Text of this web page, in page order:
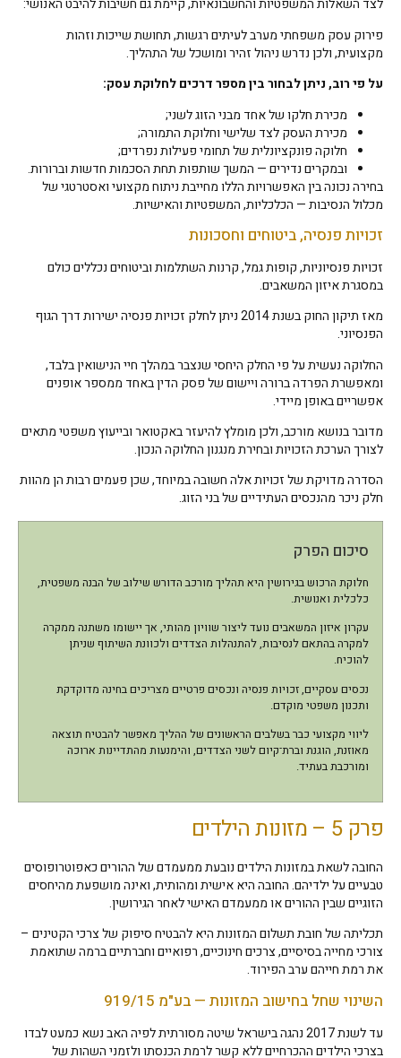
לצד השאלות המשפטיות והחשבונאיות, קיימת גם חשיבות להיבט האנושי:
פירוק עסק משפחתי מערב לעיתים רגשות, תחושת שייכות וזהות
מקצועית, ולכן נדרש ניהול זהיר ומושכל של התהליך.
על פי רוב, ניתן לבחור בין מספר דרכים לחלוקת עסק:
מכירת חלקו של אחד מבני הזוג לשני;
מכירת העסק לצד שלישי וחלוקת התמורה;
חלוקה פונקציונלית של תחומי פעילות נפרדים;
ובמקרים נדירים — המשך שותפות תחת הסכמות חדשות וברורות.
בחירה נכונה בין האפשרויות הללו מחייבת ניתוח מקצועי ואסטרטגי של
מכלול הנסיבות — הכלכליות, המשפטיות והאישיות.
זכויות פנסיה, ביטוחים וחסכונות
זכויות פנסיוניות, קופות גמל, קרנות השתלמות וביטוחים נכללים כולם
במסגרת איזון המשאבים.
מאז תיקון החוק בשנת 2014 ניתן לחלק זכויות פנסיה ישירות דרך הגוף
הפנסיוני.
החלוקה נעשית על פי החלק היחסי שנצבר במהלך חיי הנישואין בלבד,
ומאפשרת הפרדה ברורה ויישום של פסק הדין באחד ממספר אופנים
אפשריים באופן מיידי.
מדובר בנושא מורכב, ולכן מומלץ להיעזר באקטואר ובייעוץ משפטי מתאים
לצורך הערכת הזכויות ובחירת מנגנון החלוקה הנכון.
הסדרה מדויקת של זכויות אלה חשובה במיוחד, שכן פעמים רבות הן מהוות
חלק ניכר מהנכסים העתידיים של בני הזוג.
סיכום הפרק
חלוקת הרכוש בגירושין היא תהליך מורכב הדורש שילוב של הבנה משפטית,
כלכלית ואנושית.
עקרון איזון המשאבים נועד ליצור שוויון מהותי, אך יישומו משתנה ממקרה
למקרה בהתאם לנסיבות, להתנהלות הצדדים ולכוונת השיתוף שניתן
להוכיח.
נכסים עסקיים, זכויות פנסיה ונכסים פרטיים מצריכים בחינה מדוקדקת
ותכנון משפטי מוקדם.
ליווי מקצועי כבר בשלבים הראשונים של ההליך מאפשר להבטיח תוצאה
מאוזנת, הוגנת וברת־קיום לשני הצדדים, והימנעות מהתדיינות ארוכה
ומורכבת בעתיד.
פרק 5 – מזונות הילדים
החובה לשאת במזונות הילדים נובעת ממעמדם של ההורים כאפוטרופוסים
טבעיים על ילדיהם. החובה היא אישית ומהותית, ואינה מושפעת מהיחסים
הזוגיים שבין ההורים או ממעמדם האישי לאחר הגירושין.
תכליתה של חובת תשלום המזונות היא להבטיח סיפוק של צרכי הקטינים –
צורכי מחייה בסיסיים, צרכים חינוכיים, רפואיים וחברתיים ברמה שתואמת
את רמת חייהם ערב הפירוד.
השינוי שחל בחישוב המזונות — בע"מ 919/15
עד לשנת 2017 נהגה בישראל שיטה מסורתית לפיה האב נשא כמעט לבדו
בצרכי הילדים ההכרחיים ללא קשר לרמת הכנסתו ולזמני השהות של